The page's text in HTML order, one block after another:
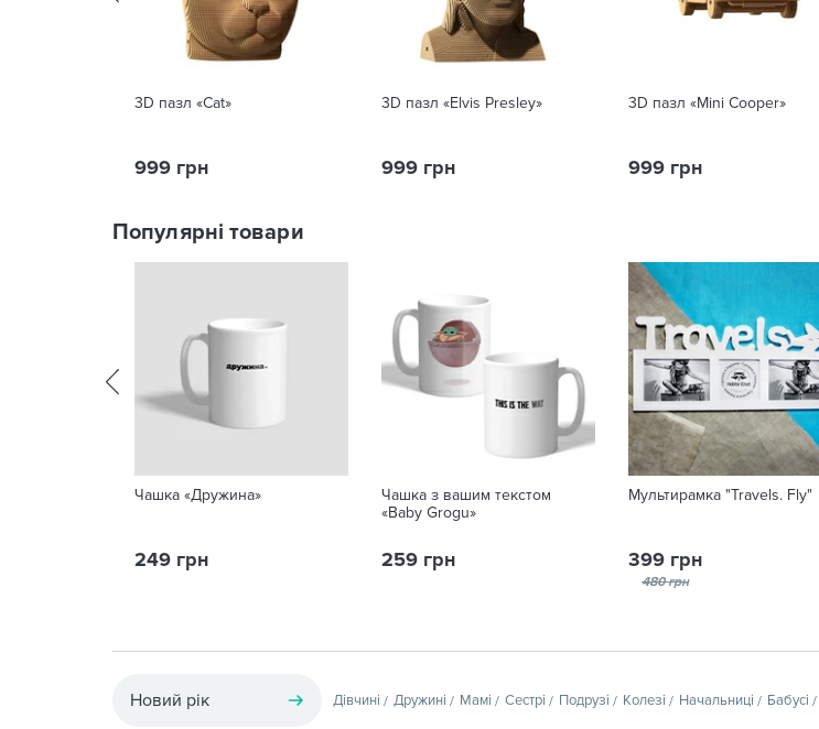
3D пазл «Cat»
999 грн
3D пазл «Elvis Presley»
999 грн
3D пазл «Mini Cooper»
999 грн
Популярні товари
Чашка «Дружина»
249 грн
Чашка з вашим текстом
«Baby Grogu»
259 грн
Мультирамка "Travels. Fly"
399 грн
480 грн
Новий рік Дівчині Дружині Мамі Сестрі Подрузі Колезі Начальниці Бабусі